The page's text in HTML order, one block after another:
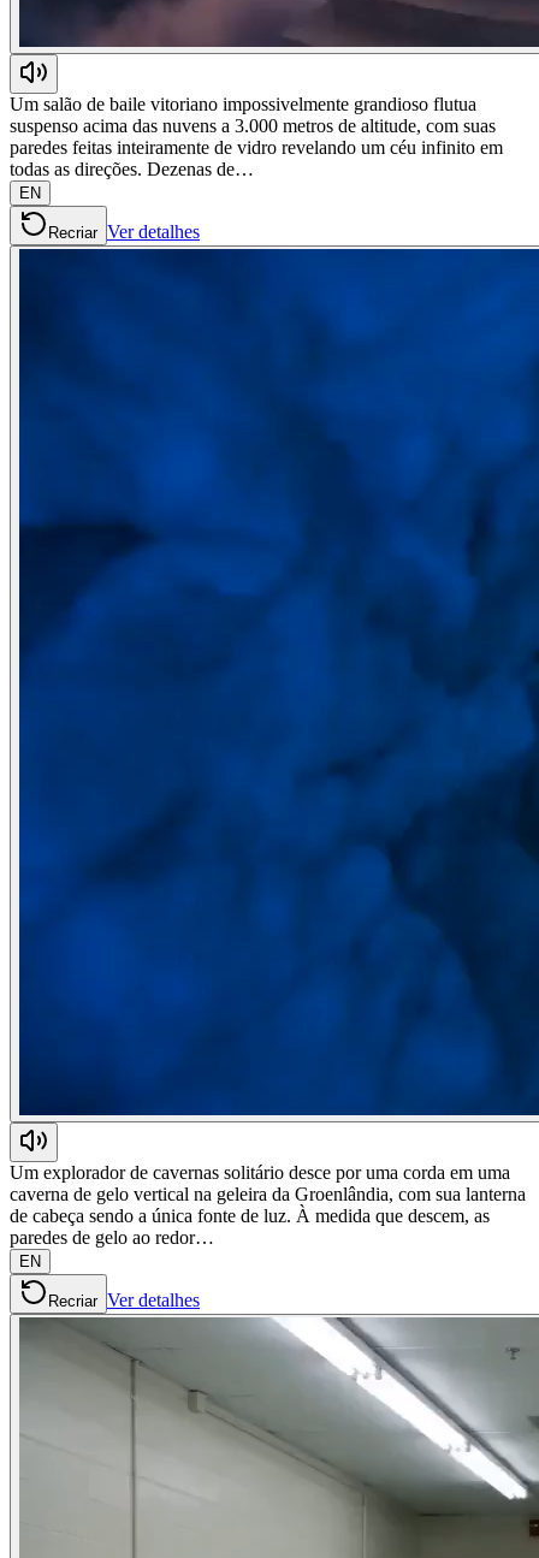
Um salão de baile vitoriano impossivelmente grandioso flutua
suspenso acima das nuvens a 3.000 metros de altitude, com suas
paredes feitas inteiramente de vidro revelando um céu infinito em
todas as direções. Dezenas de…
EN
Recriar Ver detalhes
Um explorador de cavernas solitário desce por uma corda em uma
caverna de gelo vertical na geleira da Groenlândia, com sua lanterna
de cabeça sendo a única fonte de luz. À medida que descem, as
paredes de gelo ao redor…
EN
Recriar Ver detalhes